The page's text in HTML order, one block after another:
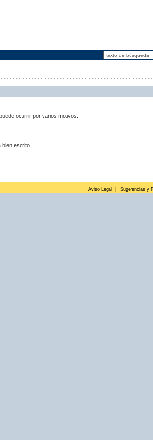
ocurrir por varios motivos:
escrito.
Aviso Legal Sugerencias y